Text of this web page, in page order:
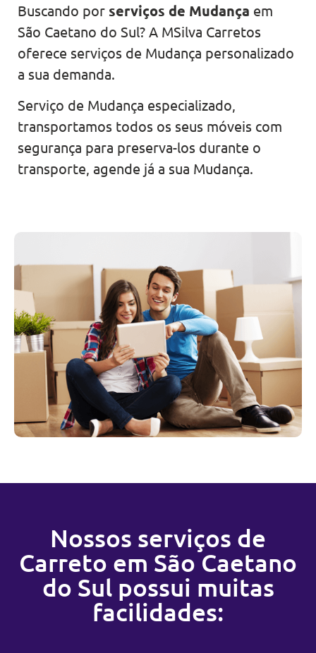
Buscando por serviços de Mudança em
São Caetano do Sul? A MSilva Carretos
oferece serviços de Mudança personalizado
a sua demanda.
Serviço de Mudança especializado,
transportamos todos os seus móveis com
segurança para preserva-los durante o
transporte, agende já a sua Mudança.
Nossos serviços de
Carreto em São Caetano
do Sul possui muitas
facilidades: